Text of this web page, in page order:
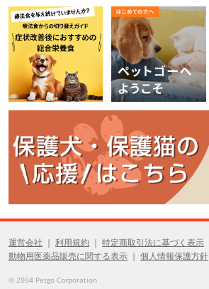
運営会社 利用規約
特定商取引法に基づく表示
動物用医薬品販売に関する表示
個人情報保護方針
© 2004 Petgo Corporation